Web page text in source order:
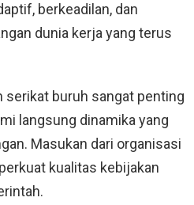
berkeadilan, dan
dunia kerja yang terus
serikat buruh sangat penting
langsung dinamika yang
Masukan dari organisasi
kualitas kebijakan